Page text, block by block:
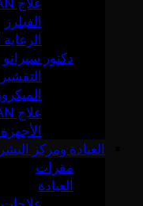
الفيلرز
الرعاية
دكتور سيرانو
التقشير
علاج PAN
العيادة ومركز
مقرات
العيادة